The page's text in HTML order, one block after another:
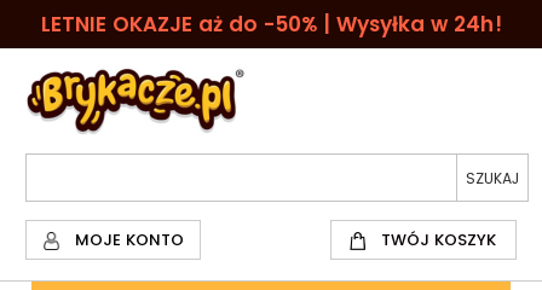
LETNIE OKAZJE aż do -50% | Wysyłka w 24h!
MOJE KONTO TWÓJ KOSZYK